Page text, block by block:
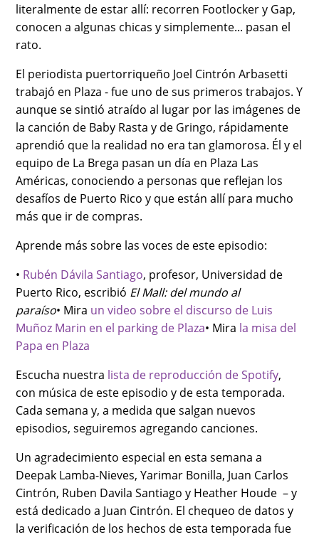
literalmente de estar allí: recorren Footlocker y Gap,
conocen a algunas chicas y simplemente... pasan el
rato.
El periodista puertorriqueño Joel Cintrón Arbasetti
trabajó en Plaza - fue uno de sus primeros trabajos. Y
aunque se sintió atraído al lugar por las imágenes de
la canción de Baby Rasta y de Gringo, rápidamente
aprendió que la realidad no era tan glamorosa. Él y el
equipo de La Brega pasan un día en Plaza Las
Américas, conociendo a personas que reflejan los
desafíos de Puerto Rico y que están allí para mucho
más que ir de compras.
Aprende más sobre las voces de este episodio:
• Rubén Dávila Santiago, profesor, Universidad de
Puerto Rico, escribió El Mall: del mundo al
paraíso• Mira un video sobre el discurso de Luis
Muñoz Marin en el parking de Plaza• Mira la misa del
Papa en Plaza
Escucha nuestra lista de reproducción de Spotify,
con música de este episodio y de esta temporada.
Cada semana y, a medida que salgan nuevos
episodios, seguiremos agregando canciones.
Un agradecimiento especial en esta semana a
Deepak Lamba-Nieves, Yarimar Bonilla, Juan Carlos
Cintrón, Ruben Davila Santiago y Heather Houde – y
está dedicado a Juan Cintrón. El chequeo de datos y
la verificación de los hechos de esta temporada fue